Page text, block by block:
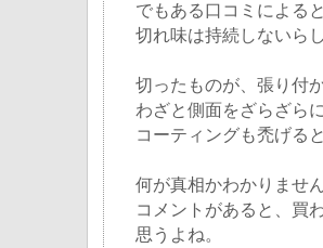
でもある口コミによる
切れ味は持続しないらし
切ったものが、張り付
わざと側面をざらざら
コーティングも禿げると
何が真相かわかりませ
コメントがあると、買
思うよね。